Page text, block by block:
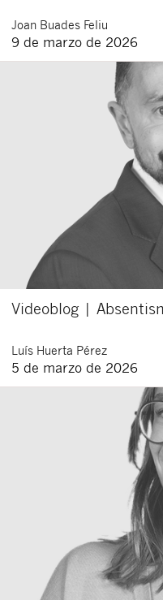
Joan Buades Feliu
9 de marzo de 2026
Videoblog |
Luís Huerta Pérez
5 de marzo de 2026